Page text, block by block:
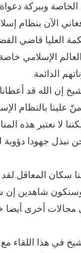
الخاصة وببركة
الآن بنظام
العليا قاضي
الإسلامي
الدائمة.
إن الله قد
علينا بالنظام
لا نعتبر هذه
نبذل جهودا دؤوبة
سكان
شاهدين إن
أخرى أيضا
في هذا اللقاء